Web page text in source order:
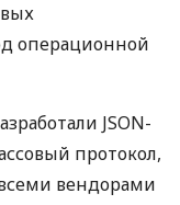
операционной
JSON-
протокол,
вендорами